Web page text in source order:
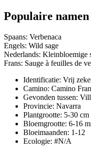
Populaire namen
Spaans: Verbenaca
Engels: Wild sage
Nederlands: Kleinbloemige
Frans: Sauge à feuilles de
Identificatie: Vrij
Camino: Camino
Gevonden tussen:
Provincie: Navarra
Plantgrootte: 5-30 cm
Bloemgrootte: 6-16
Bloeimaanden: 1-12
Ecologie: #N/A